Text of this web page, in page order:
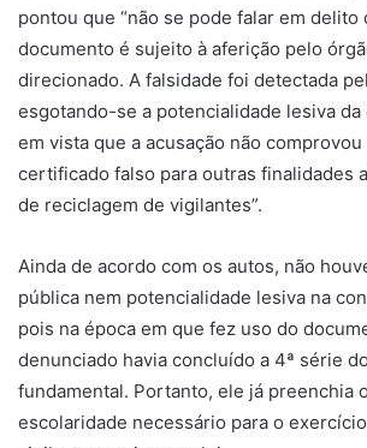
pontou que “não se pode falar em delito
documento é sujeito à aferição pelo
direcionado. A falsidade foi detectada
esgotando-se a potencialidade lesiva da
em vista que a acusação não comprovou
certificado falso para outras finalidades
de reciclagem de vigilantes”.
Ainda de acordo com os autos, não
pública nem potencialidade lesiva na
pois na época em que fez uso do
denunciado havia concluído a 4ª série
fundamental. Portanto, ele já preenchia
escolaridade necessário para o